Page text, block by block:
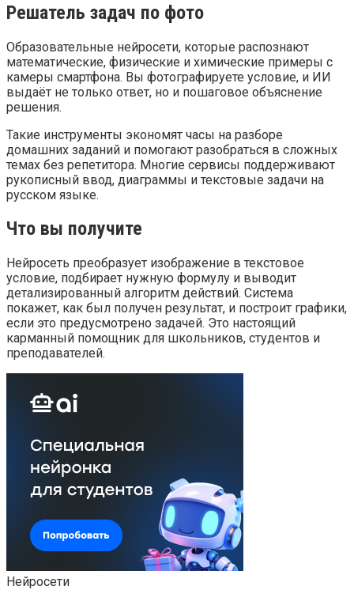
Решатель задач по фото
Образовательные нейросети, которые распознают
математические, физические и химические примеры с
камеры смартфона. Вы фотографируете условие, и ИИ
выдаёт не только ответ, но и пошаговое объяснение
решения.
Такие инструменты экономят часы на разборе
домашних заданий и помогают разобраться в сложных
темах без репетитора. Многие сервисы поддерживают
рукописный ввод, диаграммы и текстовые задачи на
русском языке.
Что вы получите
Нейросеть преобразует изображение в текстовое
условие, подбирает нужную формулу и выводит
детализированный алгоритм действий. Система
покажет, как был получен результат, и построит графики,
если это предусмотрено задачей. Это настоящий
карманный помощник для школьников, студентов и
преподавателей.
Нейросети